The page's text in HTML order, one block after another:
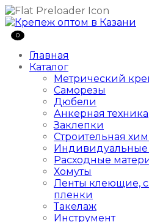
0
Главная
Каталог
Метрический
Саморезы
Дюбели
Анкерная техника
Заклепки
Строительная
Индивидуальные
Расходные
Хомуты
Ленты клеющие,
пленки
Такелаж
Инструмент